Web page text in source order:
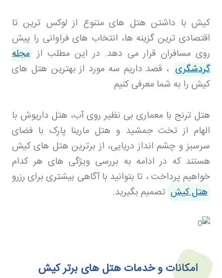
کیش با داشتن هتل های متنوع از لوکس ترین تا
اقتصادی ترین گزینه ها، انتخاب های فراوانی را پیش
روی مسافران قرار می دهد. در این مطلب از مجله
گردشگری ، قصد داریم سه مورد از بهترین هتل های
کیش را به شما معرفی کنیم
هتل ترنج با معماری بی نظیر روی آب، هتل داریوش با
الهام از تخت جمشید و هتل مارینا پارک با فضای
سرسبز و چشم انداز دریایی، از برترین هتل های کیش
هستند که در ادامه به بررسی ویژگی های هر کدام
خواهیم پرداخت ، تا بتوانید با آگاهی بیشتری برای رزرو
هتل کیش تصمیم بگیرید.
امکانات و خدمات هتل های برتر کیش